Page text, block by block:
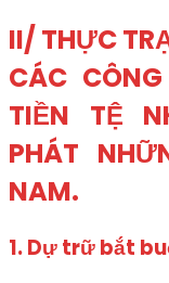
II/ THỰC
CÁC
TIỀN TỆ
PHÁT
NAM.
1. Dự trữ bắt